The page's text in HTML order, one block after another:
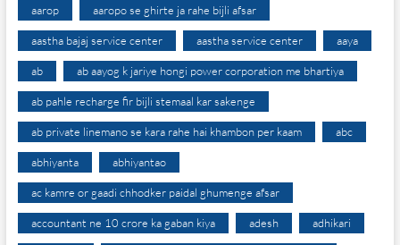
aarop aaropo se ghirte ja rahe bijli afsar
aastha bajaj service center aastha service center aaya
ab ab aayog k jariye hongi power corporation me bhartiya
ab pahle recharge fir bijli stemaal kar sakenge
ab private linemano se kara rahe hai khambon per kaam abc
abhiyanta abhiyantao
ac kamre or gaadi chhodker paidal ghumenge afsar
accountant ne 10 crore ka gaban kiya adesh adhikari